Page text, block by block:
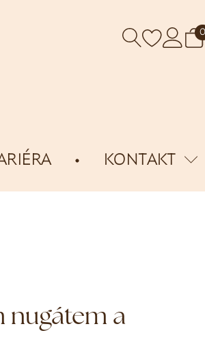
0
KONTAKT
nugátem a